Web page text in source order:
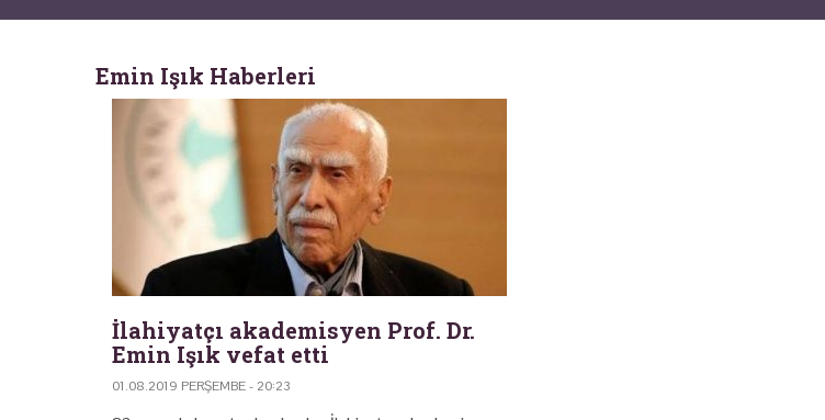
Emin Işık Haberleri
İlahiyatçı akademisyen Prof. Dr.
Emin Işık vefat etti
01.08.2019 PERŞEMBE - 20:23